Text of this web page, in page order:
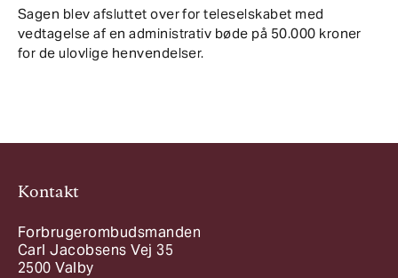
Sagen blev afsluttet over for teleselskabet med
vedtagelse af en administrativ bøde på 50.000 kroner
for de ulovlige henvendelser.
Kontakt
Forbrugerombudsmanden
Carl Jacobsens Vej 35
2500 Valby